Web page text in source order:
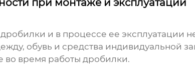
при монтаже и эксплуатации
и в процессе ее эксплуатации
обувь и средства индивидуальной
во время работы дробилки.